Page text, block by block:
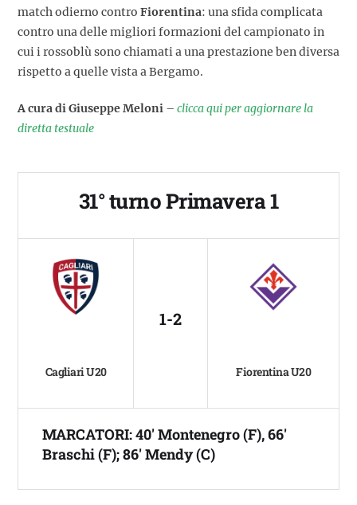
match odierno contro Fiorentina: una sfida complicata
contro una delle migliori formazioni del campionato in
cui i rossoblù sono chiamati a una prestazione ben diversa
rispetto a quelle vista a Bergamo.
A cura di Giuseppe Meloni – clicca qui per aggiornare la
diretta testuale
31° turno Primavera 1
Cagliari U20
1-2
Fiorentina U20
MARCATORI: 40′ Montenegro (F), 66′
Braschi (F); 86′ Mendy (C)